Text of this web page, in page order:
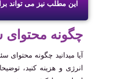
این مطلب نیز می تواند
چگونه محتوای
آیا میدانید چگونه
انرژی و هزینه کنید،